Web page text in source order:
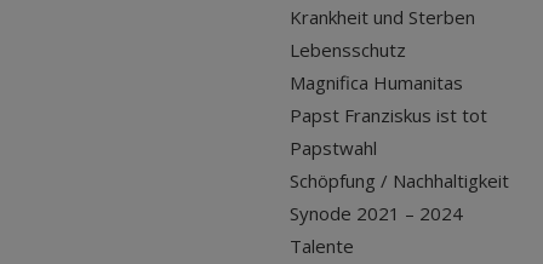
Krankheit und Sterben
Lebensschutz
Magnifica Humanitas
Papst Franziskus ist tot
Papstwahl
Schöpfung / Nachhaltigkeit
Synode 2021 – 2024
Talente